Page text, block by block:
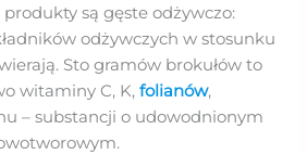
są gęste odżywczo:
odżywczych w stosunku
Sto gramów brokułów to
witaminy C, K,folianów,
– substancji o udowodnionym